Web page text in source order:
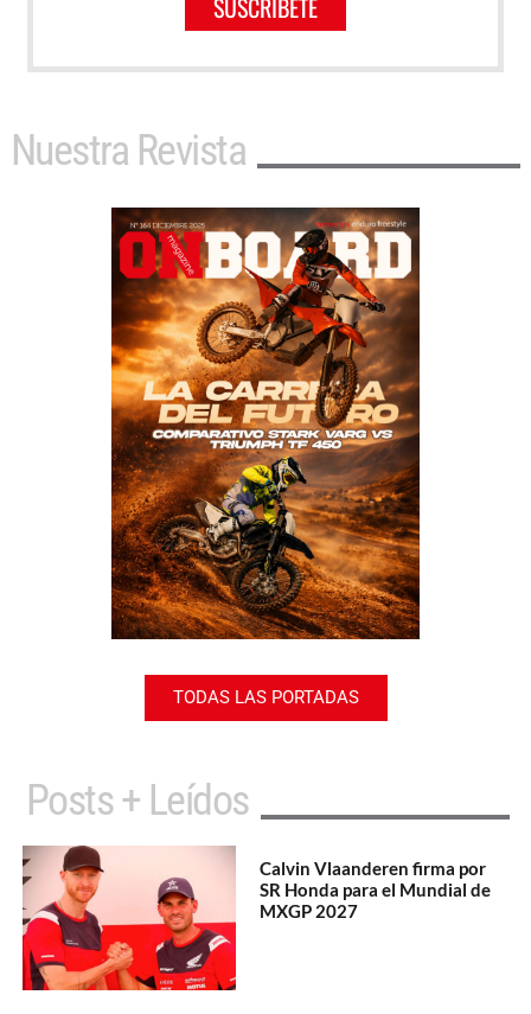
Nuestra Revista
TODAS LAS PORTADAS
Posts + Leídos
Calvin Vlaanderen firma por
SR Honda para el Mundial de
MXGP 2027